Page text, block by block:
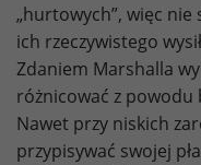
„hurtowych”, więc nie
ich rzeczywistego
Zdaniem Marshalla
różnicować z powodu
Nawet przy niskich
przypisywać swojej